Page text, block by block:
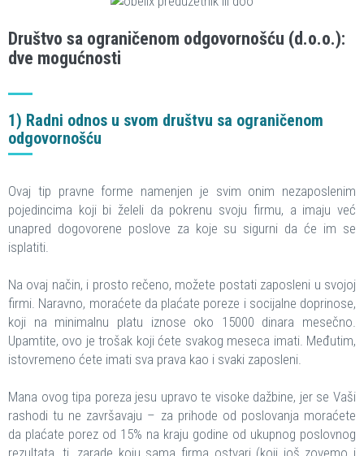
Društvo sa ograničenom odgovornošću (d.o.o.):
dve mogućnosti
1) Radni odnos u svom društvu sa ograničenom
odgovornošću
Ovaj tip pravne forme namenjen je svim onim nezaposlenim
pojedincima koji bi želeli da pokrenu svoju firmu, a imaju već
unapred dogovorene poslove za koje su sigurni da će im se
isplatiti.
Na ovaj način, i prosto rečeno, možete postati zaposleni u svojoj
firmi. Naravno, moraćete da plaćate poreze i socijalne doprinose,
koji na minimalnu platu iznose oko 15000 dinara mesečno.
Upamtite, ovo je trošak koji ćete svakog meseca imati. Međutim,
istovremeno ćete imati sva prava kao i svaki zaposleni.
Mana ovog tipa poreza jesu upravo te visoke dažbine, jer se Vaši
rashodi tu ne završavaju – za prihode od poslovanja moraćete
da plaćate porez od 15% na kraju godine od ukupnog poslovnog